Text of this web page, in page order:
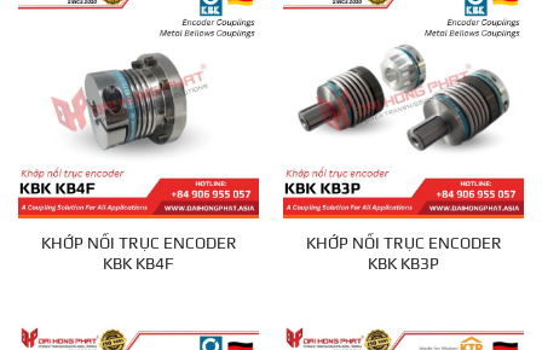
KHỚP NỐI TRỤC ENCODER
KBK KB4F
KHỚP NỐI TRỤC ENCODER
KBK KB3P